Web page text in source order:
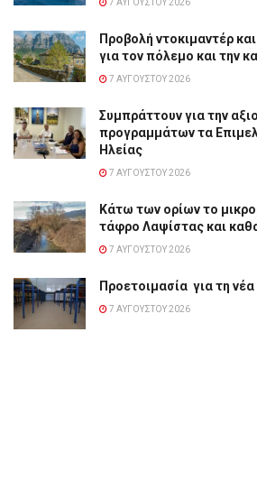
7 ΑΥΓΟΎΣΤΟΥ 2026
Προβολή ντοκιμαντέρ
για τον πόλεμο και την
7 ΑΥΓΟΎΣΤΟΥ 2026
Συμπράττουν για την
προγραμμάτων τα
Ηλείας
7 ΑΥΓΟΎΣΤΟΥ 2026
Κάτω των ορίων το
τάφρο Λαψίστας και
7 ΑΥΓΟΎΣΤΟΥ 2026
Προετοιμασία για τη νέα
7 ΑΥΓΟΎΣΤΟΥ 2026